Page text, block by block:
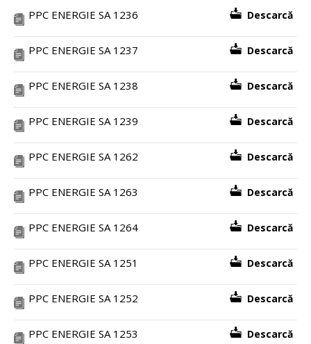
PPC ENERGIE SA 1236 Descarcă
PPC ENERGIE SA 1237 Descarcă
PPC ENERGIE SA 1238 Descarcă
PPC ENERGIE SA 1239 Descarcă
PPC ENERGIE SA 1262 Descarcă
PPC ENERGIE SA 1263 Descarcă
PPC ENERGIE SA 1264 Descarcă
PPC ENERGIE SA 1251 Descarcă
PPC ENERGIE SA 1252 Descarcă
PPC ENERGIE SA 1253 Descarcă